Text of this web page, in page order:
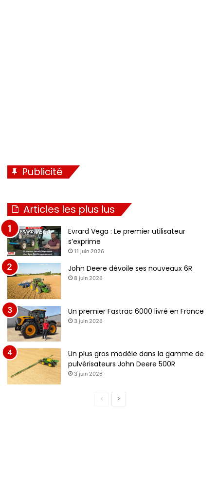
Publicité
Articles les plus lus
Evrard Vega : Le premier utilisateur
s’exprime
11 juin 2026
John Deere dévoile ses nouveaux 6R
8 juin 2026
Un premier Fastrac 6000 livré en France
3 juin 2026
Un plus gros modèle dans la gamme de
pulvérisateurs John Deere 500R
3 juin 2026
Page
Page